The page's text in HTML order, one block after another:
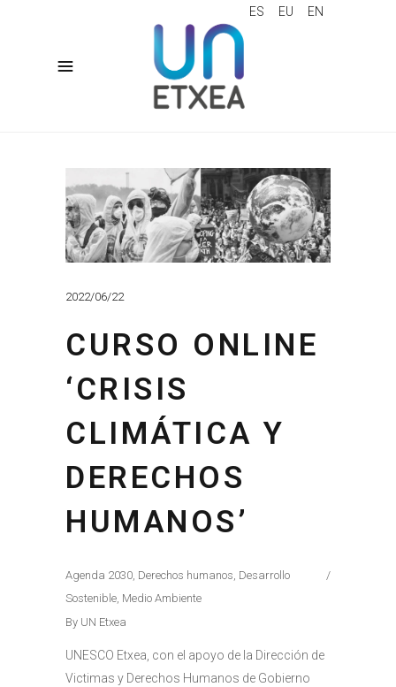
ES EU EN
2022/06/22
CURSO ONLINE
‘CRISIS
CLIMÁTICA Y
DERECHOS
HUMANOS’
Agenda 2030, Derechos humanos, Desarrollo
Sostenible, Medio Ambiente
By UN Etxea
UNESCO Etxea, con el apoyo de la Dirección de
Victimas y Derechos Humanos de Gobierno